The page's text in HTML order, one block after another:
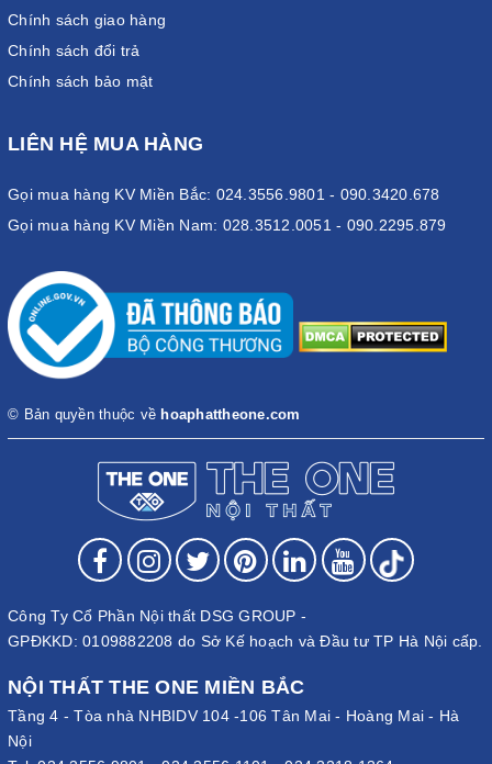
Chính sách giao hàng
Chính sách đổi trả
Chính sách bảo mật
LIÊN HỆ MUA HÀNG
Gọi mua hàng KV Miền Bắc: 024.3556.9801 - 090.3420.678
Gọi mua hàng KV Miền Nam: 028.3512.0051 - 090.2295.879
© Bản quyền thuộc về hoaphattheone.com
Công Ty Cổ Phần Nội thất DSG GROUP -
GPĐKKD: 0109882208 do Sở Kế hoạch và Đầu tư TP Hà Nội cấp.
NỘI THẤT THE ONE MIỀN BẮC
Tầng 4 - Tòa nhà NHBIDV 104 -106 Tân Mai - Hoàng Mai - Hà
Nội